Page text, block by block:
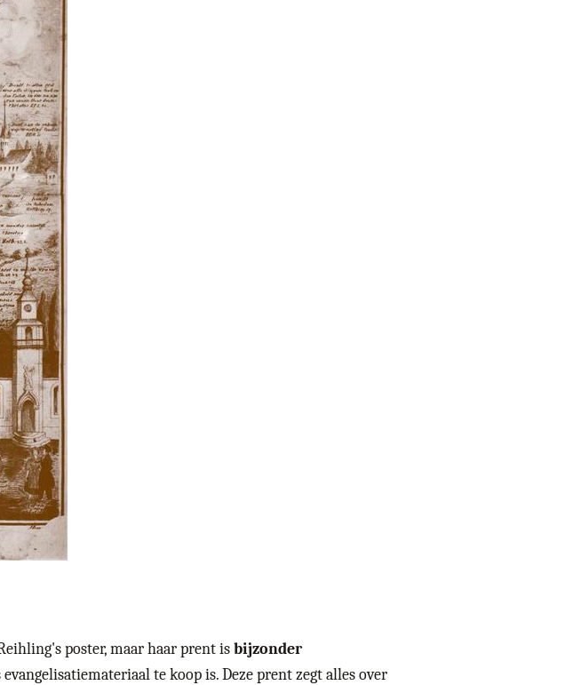
poster, maar haar prent is bijzonder
te koop is. Deze prent zegt alles over